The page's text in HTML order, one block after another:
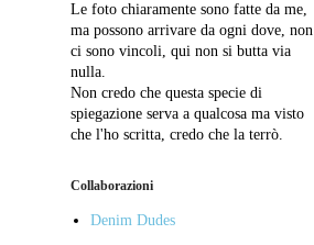
Le foto chiaramente sono fatte da me,
ma possono arrivare da ogni dove, non
ci sono vincoli, qui non si butta via
nulla.
Non credo che questa specie di
spiegazione serva a qualcosa ma visto
che l'ho scritta, credo che la terrò.
Collaborazioni
Denim Dudes